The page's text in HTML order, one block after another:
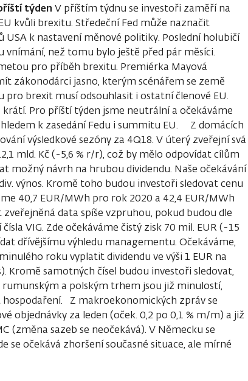
týden V příštím týdnu se investoři zaměří na
kvůli brexitu. Středeční Fed může naznačit
k nastavení měnové politiky. Poslední holubičí
než tomu bylo ještě před pár měsíci.
pro příběh brexitu. Premiérka Mayová
zákonodárci jasno, kterým scénářem se země
brexit musí odsouhlasit i ostatní členové EU.
Pro příští týden jsme neutrální a očekáváme
k zasedání Fedu i summitu EU. Z domácích
výsledkové sezóny za 4Q18. V úterý zveřejní svá
mld. Kč (-5,6 % r/r), což by mělo odpovídat cílům
možný návrh na hrubou dividendu. Naše očekávání
výnos. Kromě toho budou investoři sledovat cenu
40,7 EUR/MWh pro rok 2020 a 42,4 EUR/MWh
data spíše vzpruhou, pokud budou dle
VIG. Zde očekáváme čistý zisk 70 mil. EUR (-15
dřívějšímu výhledu managementu. Očekáváme,
roku vyplatit dividendu ve výši 1 EUR na
Kromě samotných čísel budou investoři sledovat,
a polským trhem jsou již minulostí,
Z makroekonomických zpráv se
objednávky za leden (oček. 0,2 po 0,1 % m/m) a již
(změna sazeb se neočekává). V Německu se
se očekává zhoršení současné situace, ale mírné